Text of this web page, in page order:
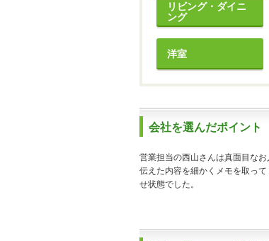
リビング・ダイニ
ング
洋室
会社を選んだポイント
営業担当の西山さんは真面目な
伝えた内容を細かくメモを取っ
せ状態でした。